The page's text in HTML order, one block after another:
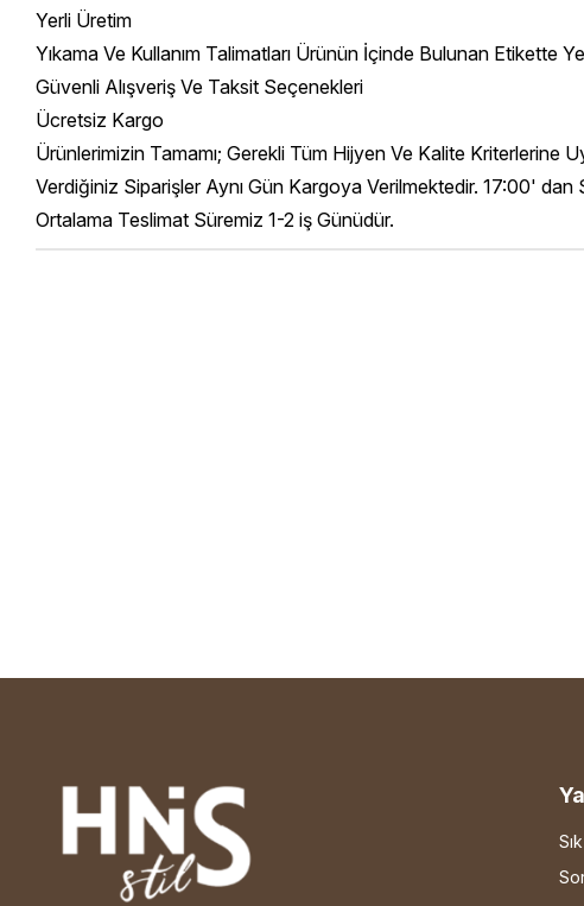
Yerli Üretim
Yıkama Ve Kullanım Talimatları Ürünün İçinde Bulunan Etikette
Güvenli Alışveriş Ve Taksit Seçenekleri
Ücretsiz Kargo
Ürünlerimizin Tamamı; Gerekli Tüm Hijyen Ve Kalite Kriterlerine
Verdiğiniz Siparişler Aynı Gün Kargoya Verilmektedir. 17:00'
Ortalama Teslimat Süremiz 1-2 iş Günüdür.